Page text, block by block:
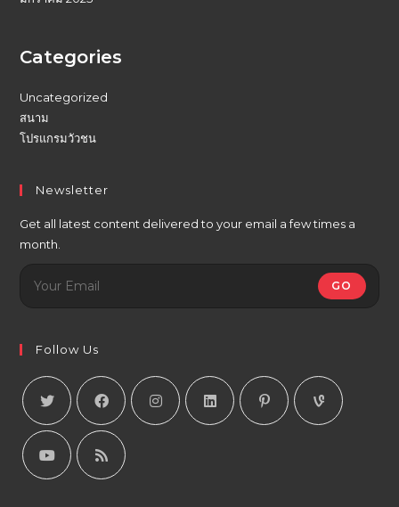
Categories
Uncategorized
สนาม
โปรแกรมวัวชน
Newsletter
Get all latest content delivered to your email a few times a
month.
GO
Follow Us